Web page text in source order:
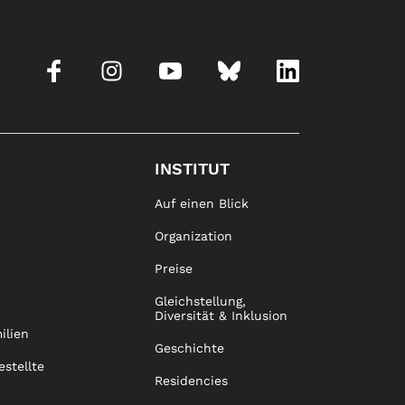
INSTITUT
Auf einen Blick
Organization
Preise
Gleichstellung,
Diversität & Inklusion
Geschichte
Residencies